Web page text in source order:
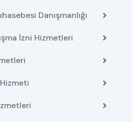
Danışmanlığı
İzni Hizmetleri